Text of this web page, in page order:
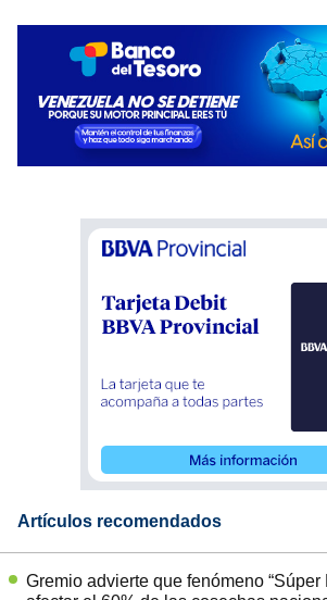
Artículos recomendados
Gremio advierte que fenómeno “Súper